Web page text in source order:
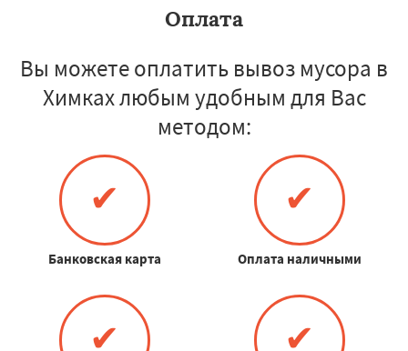
Оплата
Вы можете оплатить вывоз мусора в
Химках любым удобным для Вас
методом:
✔
Банковская карта
✔
Оплата наличными
✔ ✔